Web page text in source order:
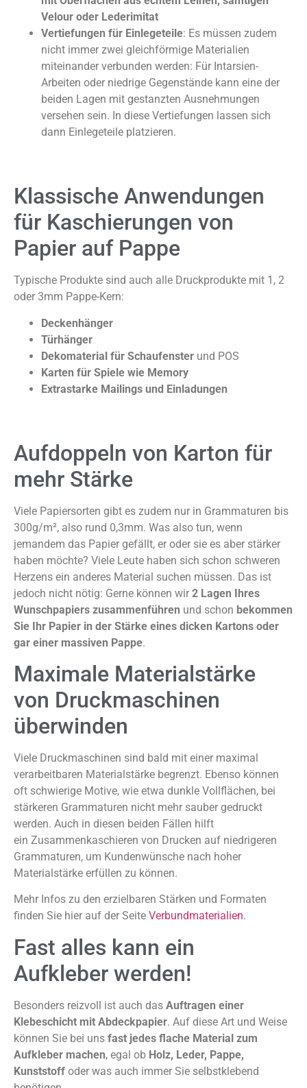
Velour oder Lederimitat
Vertiefungen für Einlegeteile: Es müssen zudem
nicht immer zwei gleichförmige Materialien
miteinander verbunden werden: Für Intarsien-
Arbeiten oder niedrige Gegenstände kann eine der
beiden Lagen mit gestanzten Ausnehmungen
versehen sein. In diese Vertiefungen lassen sich
dann Einlegeteile platzieren.
Klassische Anwendungen
für Kaschierungen von
Papier auf Pappe
Typische Produkte sind auch alle Druckprodukte mit 1, 2
oder 3mm Pappe-Kern:
Deckenhänger
Türhänger
Dekomaterial für Schaufenster und POS
Karten für Spiele wie Memory
Extrastarke Mailings und Einladungen
Aufdoppeln von Karton für
mehr Stärke
Viele Papiersorten gibt es zudem nur in Grammaturen bis
300g/m², also rund 0,3mm. Was also tun, wenn
jemandem das Papier gefällt, er oder sie es aber stärker
haben möchte? Viele Leute haben sich schon schweren
Herzens ein anderes Material suchen müssen. Das ist
jedoch nicht nötig: Gerne können wir 2 Lagen Ihres
Wunschpapiers zusammenführen und schon bekommen
Sie Ihr Papier in der Stärke eines dicken Kartons oder
gar einer massiven Pappe.
Maximale Materialstärke
von Druckmaschinen
überwinden
Viele Druckmaschinen sind bald mit einer maximal
verarbeitbaren Materialstärke begrenzt. Ebenso können
oft schwierige Motive, wie etwa dunkle Vollflächen, bei
stärkeren Grammaturen nicht mehr sauber gedruckt
werden. Auch in diesen beiden Fällen hilft
ein Zusammenkaschieren von Drucken auf niedrigeren
Grammaturen, um Kundenwünsche nach hoher
Materialstärke erfüllen zu können.
Mehr Infos zu den erzielbaren Stärken und Formaten
finden Sie hier auf der Seite Verbundmaterialien.
Fast alles kann ein
Aufkleber werden!
Besonders reizvoll ist auch das Auftragen einer
Klebeschicht mit Abdeckpapier. Auf diese Art und Weise
können Sie bei uns fast jedes flache Material zum
Aufkleber machen, egal ob Holz, Leder, Pappe,
Kunststoff oder was auch immer Sie selbstklebend